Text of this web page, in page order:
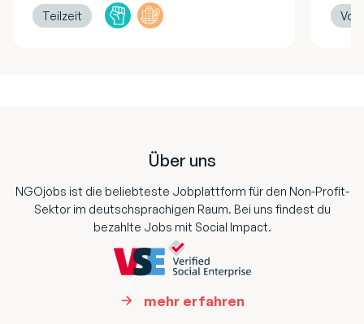
Teilzeit
Über uns
NGOjobs ist die beliebteste Jobplattform für den Non-Profit-
Sektor im deutschsprachigen Raum. Bei uns findest du
bezahlte Jobs mit Social Impact.
mehr erfahren